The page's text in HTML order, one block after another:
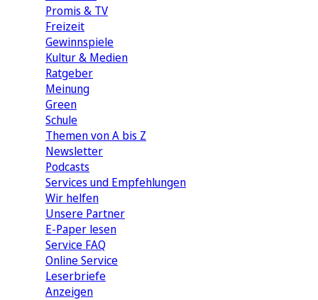
Promis & TV
Freizeit
Gewinnspiele
Kultur & Medien
Ratgeber
Meinung
Green
Schule
Themen von A bis Z
Newsletter
Podcasts
Services und Empfehlungen
Wir helfen
Unsere Partner
E-Paper lesen
Service FAQ
Online Service
Leserbriefe
Anzeigen